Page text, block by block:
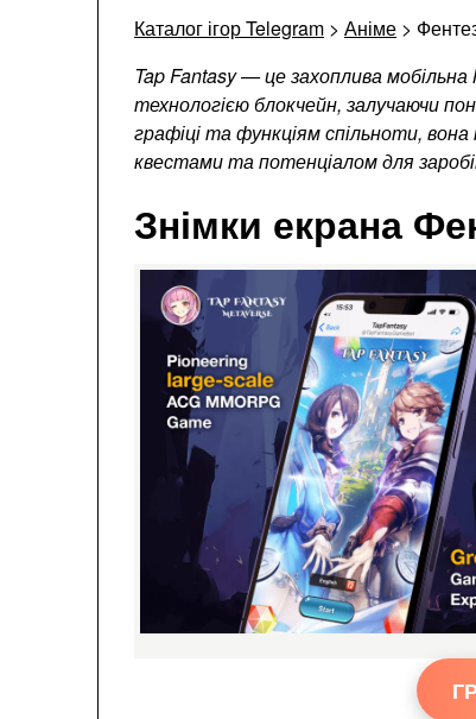
Каталог ігор Telegram > Аніме >
Tap Fantasy — це захоплива мобільна
технологією блокчейн, залучаючи
графіці та функціям спільноти,
квестами та потенціалом для
Знімки екрана